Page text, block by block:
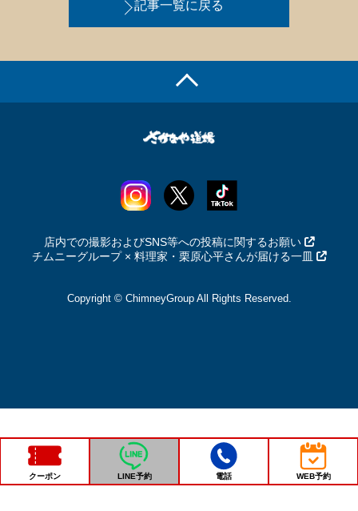
記事一覧に戻る
店内での撮影およびSNS等への投稿に関するお願い
チムニーグループ × 料理家・栗原心平さんが届ける一皿
Copyright © ChimneyGroup All Rights Reserved.
クーポン LINE予約 電話 WEB予約